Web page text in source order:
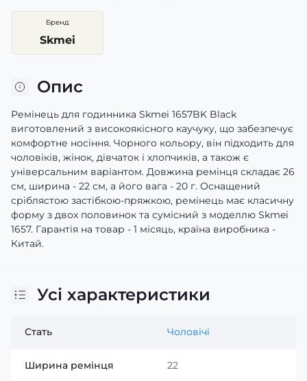
Бренд
Skmei
Опис
Ремінець для годинника Skmei 1657BK Black
виготовлений з високоякісного каучуку, що забезпечує
комфортне носіння. Чорного кольору, він підходить для
чоловіків, жінок, дівчаток і хлопчиків, а також є
універсальним варіантом. Довжина ремінця складає 26
см, ширина - 22 см, а його вага - 20 г. Оснащений
сріблястою застібкою-пряжкою, ремінець має класичну
форму з двох половинок та сумісний з моделлю Skmei
1657. Гарантія на товар - 1 місяць, країна виробника -
Китай.
Усі характеристики
Стать Чоловічі
Ширина ремінця 22